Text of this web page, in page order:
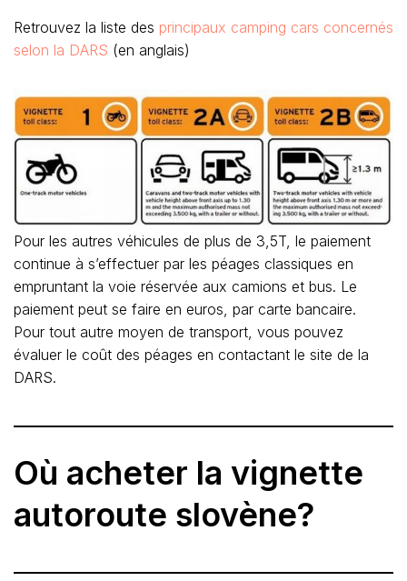
Retrouvez la liste des principaux camping cars concernés
selon la DARS (en anglais)
Pour les autres véhicules de plus de 3,5T, le paiement
continue à s’effectuer par les péages classiques en
empruntant la voie réservée aux camions et bus. Le
paiement peut se faire en euros, par carte bancaire.
Pour tout autre moyen de transport, vous pouvez
évaluer le coût des péages en contactant le site de la
DARS.
Où acheter la vignette
autoroute slovène?